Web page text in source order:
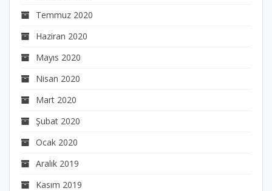
Temmuz 2020
Haziran 2020
Mayıs 2020
Nisan 2020
Mart 2020
Şubat 2020
Ocak 2020
Aralık 2019
Kasım 2019